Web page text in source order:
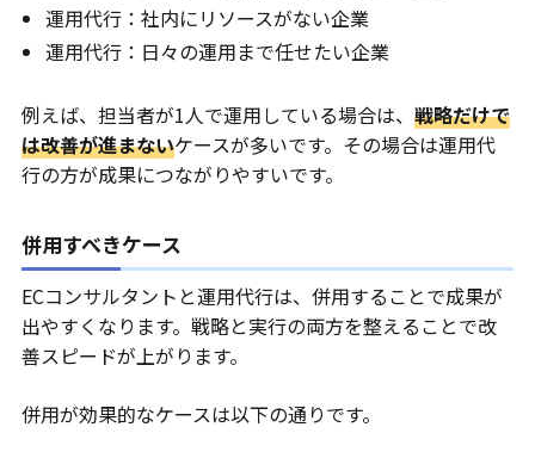
運用代行：社内にリソースがない企業
運用代行：日々の運用まで任せたい企業
例えば、担当者が1人で運用している場合は、戦略だけで
は改善が進まないケースが多いです。その場合は運用代
行の方が成果につながりやすいです。
併用すべきケース
ECコンサルタントと運用代行は、併用することで成果が
出やすくなります。戦略と実行の両方を整えることで改
善スピードが上がります。
併用が効果的なケースは以下の通りです。